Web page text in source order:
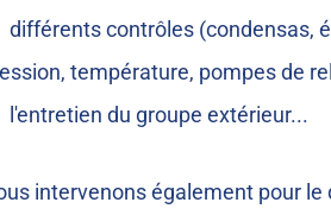
différents contrôles (condensas,
température, pompes de
l'entretien du groupe extérieur...
intervenons également pour